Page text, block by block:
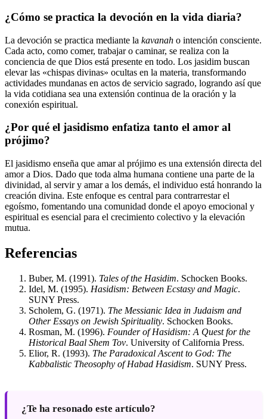
¿Cómo se practica la devoción en la vida diaria?
La devoción se practica mediante la kavanah o intención consciente.
Cada acto, como comer, trabajar o caminar, se realiza con la
conciencia de que Dios está presente en todo. Los jasidim buscan
elevar las «chispas divinas» ocultas en la materia, transformando
actividades mundanas en actos de servicio sagrado, logrando así que
la vida cotidiana sea una extensión continua de la oración y la
conexión espiritual.
¿Por qué el jasidismo enfatiza tanto el amor al
prójimo?
El jasidismo enseña que amar al prójimo es una extensión directa del
amor a Dios. Dado que toda alma humana contiene una parte de la
divinidad, al servir y amar a los demás, el individuo está honrando la
creación divina. Este enfoque es central para contrarrestar el
egoísmo, fomentando una comunidad donde el apoyo emocional y
espiritual es esencial para el crecimiento colectivo y la elevación
mutua.
Referencias
Buber, M. (1991). Tales of the Hasidim. Schocken Books.
Idel, M. (1995). Hasidism: Between Ecstasy and Magic.
SUNY Press.
Scholem, G. (1971). The Messianic Idea in Judaism and
Other Essays on Jewish Spirituality. Schocken Books.
Rosman, M. (1996). Founder of Hasidism: A Quest for the
Historical Baal Shem Tov. University of California Press.
Elior, R. (1993). The Paradoxical Ascent to God: The
Kabbalistic Theosophy of Habad Hasidism. SUNY Press.
¿Te ha resonado este artículo?